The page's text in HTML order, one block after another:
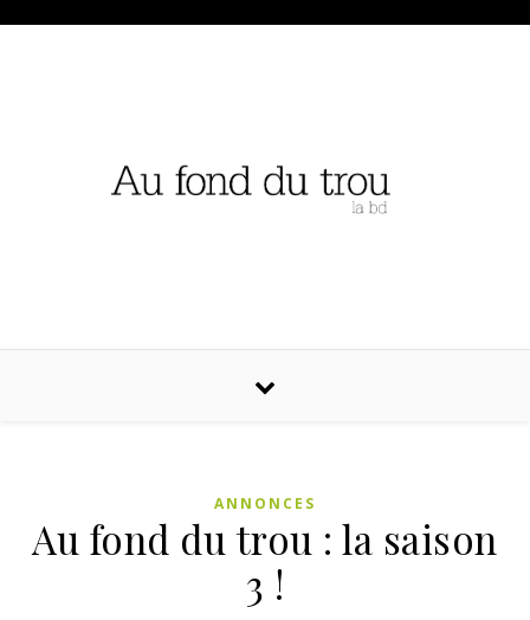
ANNONCES
Au fond du trou : la saison
3 !